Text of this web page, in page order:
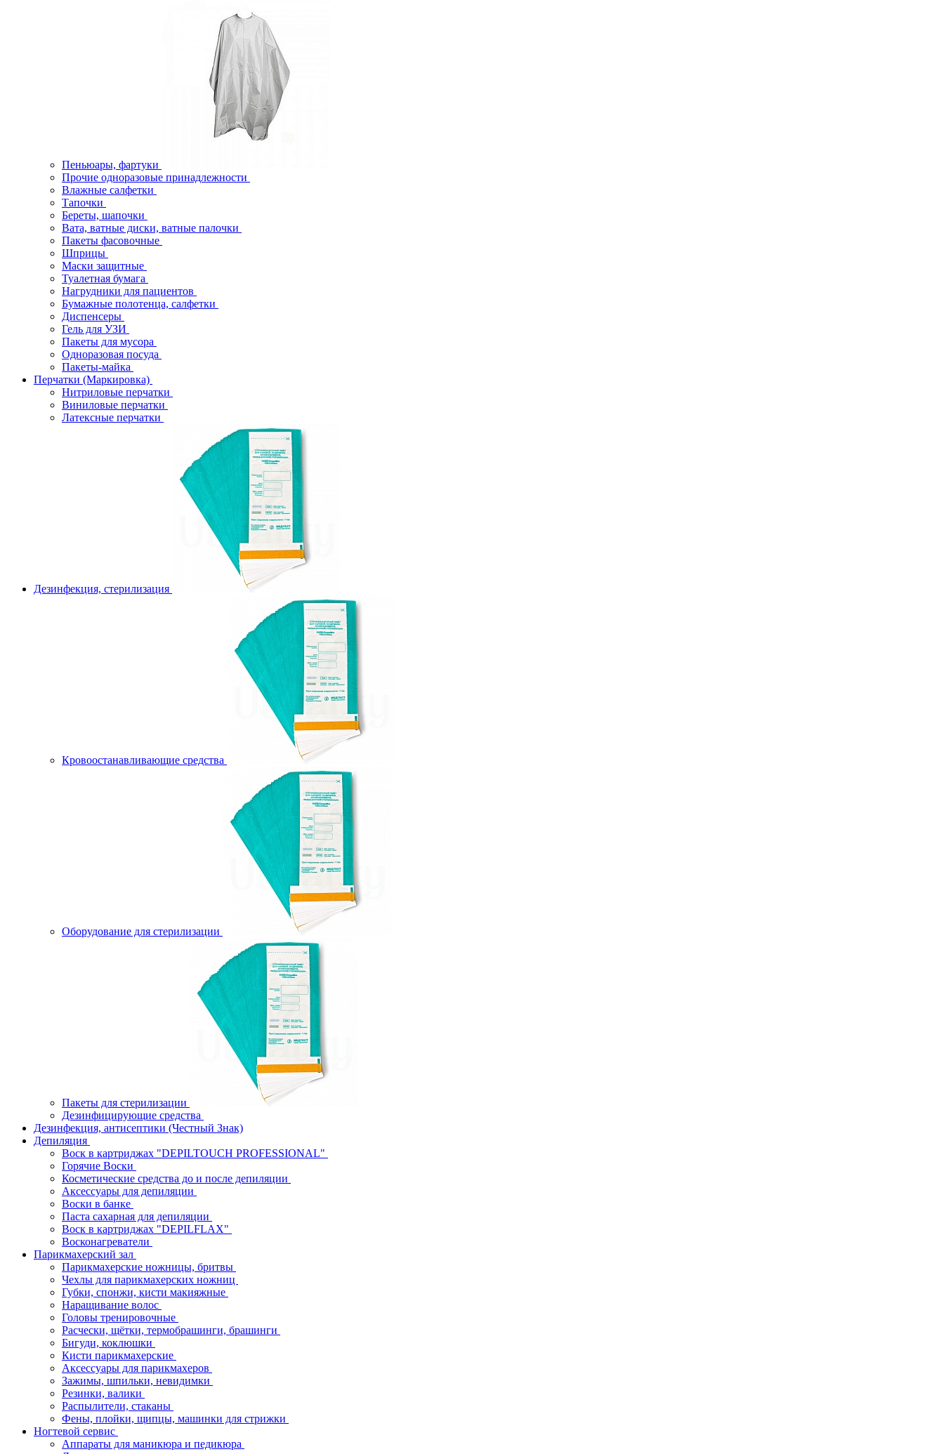
Пеньюары, фартуки
Прочие одноразовые принадлежности
Влажные салфетки
Тапочки
Береты, шапочки
Вата, ватные диски, ватные палочки
Пакеты фасовочные
Шприцы
Маски защитные
Туалетная бумага
Нагрудники для пациентов
Бумажные полотенца, салфетки
Диспенсеры
Гель для УЗИ
Пакеты для мусора
Одноразовая посуда
Пакеты-майка
Перчатки (Маркировка)
Нитриловые перчатки
Виниловые перчатки
Латексные перчатки
Дезинфекция, стерилизация
Кровоостанавливающие средства
Оборудование для стерилизации
Пакеты для стерилизации
Дезинфицирующие средства
Дезинфекция, антисептики (Честный Знак)
Депиляция
Воск в картриджах "DEPILTOUCH PROFESSIONAL"
Горячие Воски
Косметические средства до и после депиляции
Аксессуары для депиляции
Воски в банке
Паста сахарная для депиляции
Воск в картриджах "DEPILFLAX"
Восконагреватели
Парикмахерский зал
Парикмахерские ножницы, бритвы
Чехлы для парикмахерских ножниц
Губки, спонжи, кисти макияжные
Наращивание волос
Головы тренировочные
Расчески, щётки, термобрашинги, брашинги
Бигуди, коклюшки
Кисти парикмахерские
Аксессуары для парикмахеров
Зажимы, шпильки, невидимки
Резинки, валики
Распылители, стаканы
Фены, плойки, щипцы, машинки для стрижки
Ногтевой сервис
Аппараты для маникюра и педикюра